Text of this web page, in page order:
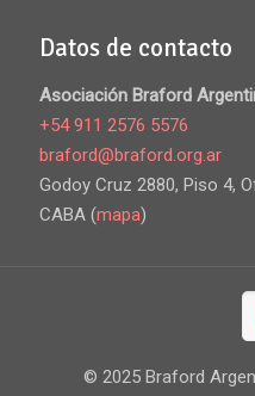
Datos de contacto
Asociación Braford
+54 911 2576 5576
braford@braford.org.ar
Godoy Cruz 2880, Piso 4,
CABA (mapa)
© 2025 Braford